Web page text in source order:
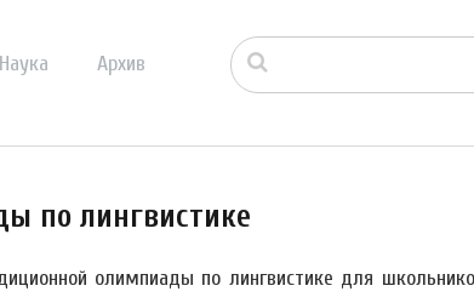
Наука Архив
по лингвистике
олимпиады по лингвистике для